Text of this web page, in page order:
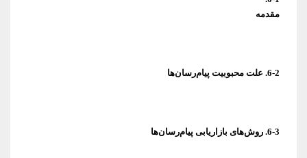
مقدمه
6-2. علت محبوبیت پیام‌رسان‌ها
6-3. روش‌های بازاریابی پیام‌رسان‌ها